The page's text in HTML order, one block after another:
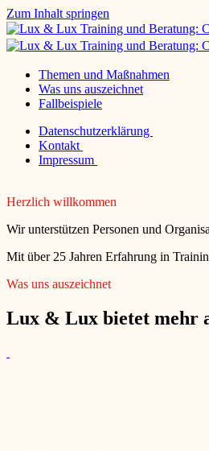
Zum Inhalt springen
Themen und Maßnahmen
Was uns auszeichnet
Fallbeispiele
Datenschutzerklärung
Kontakt
Impressum
Herzlich willkommen
Wir unterstützen Personen und
Mit über 25 Jahren Erfahrung in
Was uns auszeichnet
Lux & Lux bietet mehr